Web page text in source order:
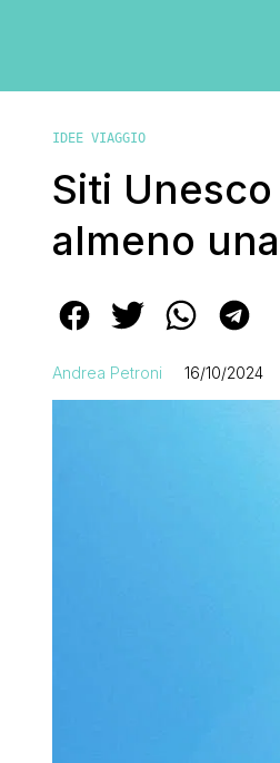
IDEE VIAGGIO
Siti
almeno
Andrea Petroni 16/10/2024